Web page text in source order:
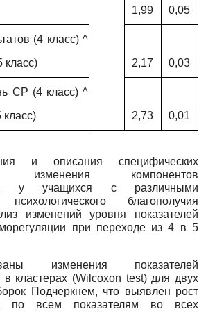
1,99
0,05
(4 класс) ^
класс)
2,17 0,03
СР (4 класс) ^
2,73 0,01
и описания специфических
изменения компонентов
у учащихся с различными
психологического благополучия
изменений уровня показателей
при переходе из 4 в 5
изменения показателей
кластерах (Wilcoxon test) для двух
Подчеркнем, что выявлен рост
по всем показателям во всех